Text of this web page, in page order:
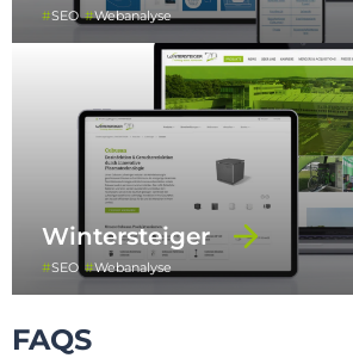
SEO Webanalyse
Wintersteiger
SEO Webanalyse
FAQS